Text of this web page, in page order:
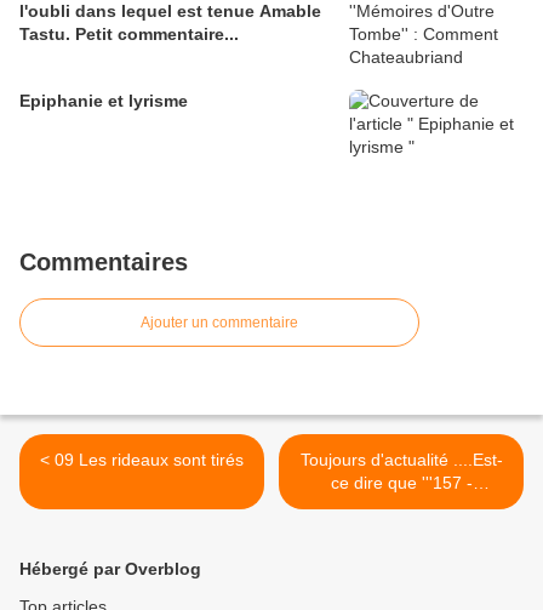
l'oubli dans lequel est tenue Amable
Tastu. Petit commentaire...
Epiphanie et lyrisme
Commentaires
Ajouter un commentaire
< 09 Les rideaux sont tirés
Toujours d'actualité ....Est-
ce dire que '''157 -
''Hantée'' de 2016'''
Hébergé par Overblog